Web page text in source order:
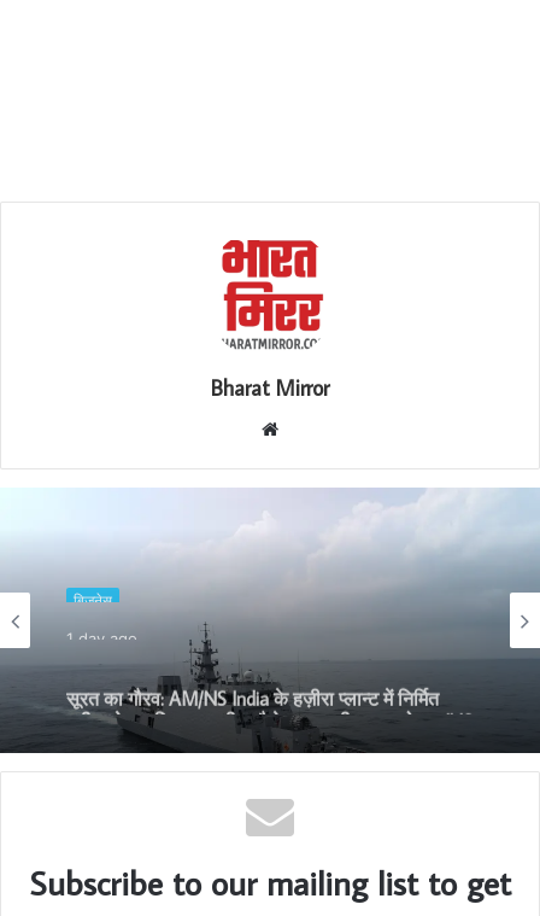
Bharat Mirror
b
बिजनेस
सूरत का गौरव: AM/NS India के हज़ीरा प्लान्ट में निर्मित
स्टील से सुसज्जित भारतीय नौसेना का नवीनतम युद्धोपात INS
मालवण
Subscribe to our mailing list to get